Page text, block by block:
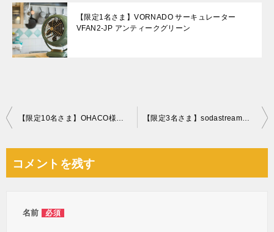
【限定1名さま】VORNADO サーキュレーター
VFAN2-JP アンティークグリーン
投
ビ
【限定10名さま】OHACO様とのコラボ企画！伝統製法のお味噌セット 【限定3名さま】sodastreamソースパワースターターキット
コメントを残す
名前 必須